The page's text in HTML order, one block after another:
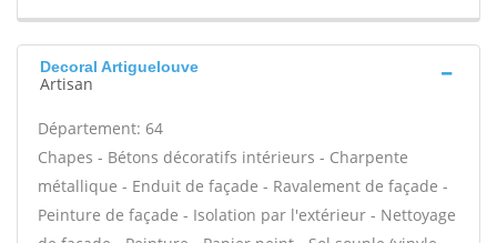
Decoral Artiguelouve
Artisan
Département: 64
Chapes - Bétons décoratifs intérieurs - Charpente
métallique - Enduit de façade - Ravalement de façade -
Peinture de façade - Isolation par l'extérieur - Nettoyage